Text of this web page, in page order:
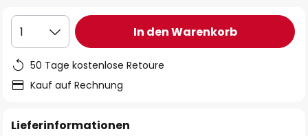
1 In den Warenkorb
50 Tage kostenlose Retoure
Kauf auf Rechnung
Lieferinformationen